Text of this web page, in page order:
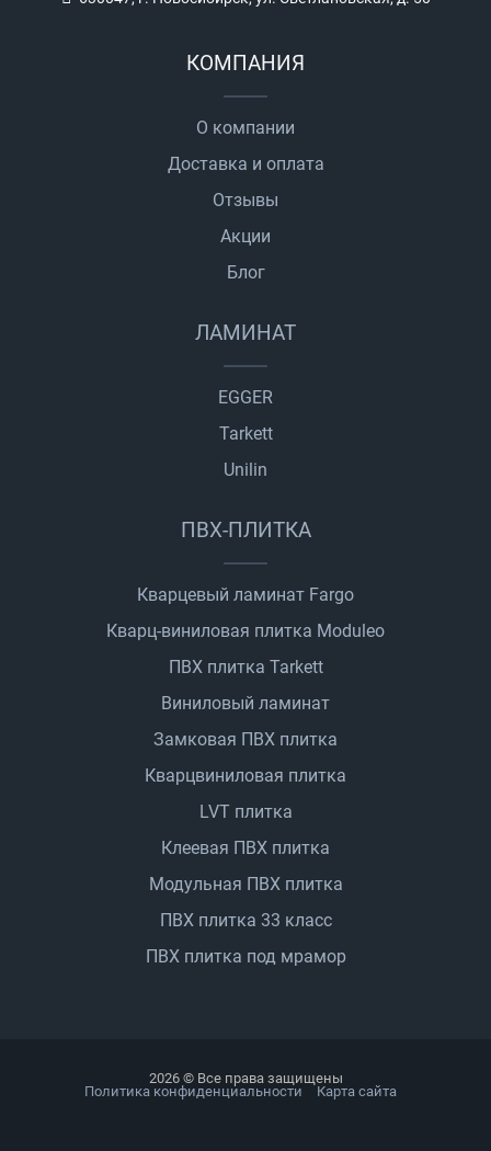
КОМПАНИЯ
О компании
Доставка и оплата
Отзывы
Акции
Блог
ЛАМИНАТ
EGGER
Tarkett
Unilin
ПВХ-ПЛИТКА
Кварцевый ламинат Fargo
Кварц-виниловая плитка Moduleo
ПВХ плитка Tarkett
Виниловый ламинат
Замковая ПВХ плитка
Кварцвиниловая плитка
LVT плитка
Клеевая ПВХ плитка
Модульная ПВХ плитка
ПВХ плитка 33 класс
ПВХ плитка под мрамор
2026 © Все права защищены
Политика конфиденциальности
Карта сайта